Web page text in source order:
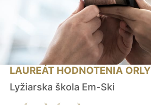
LAUREÁT HODNOTENIA ORLY
Lyžiarska škola Em-Ski